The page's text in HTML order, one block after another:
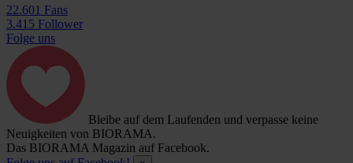
22.601 Fans
3.415 Follower
Folge uns
Bleibe auf dem Laufenden und verpasse keine
Neuigkeiten von BIORAMA.
Das BIORAMA Magazin auf Facebook.